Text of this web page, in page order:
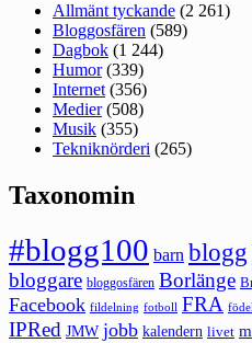
Allmänt tyckande (2 261)
Bloggosfären (589)
Dagbok (1 244)
Humor(339)
Internet (356)
Medier(508)
Musik (355)
Tekniknörderi (265)
Taxonomin
#blogg100 barn blogg
bloggare bloggosfären Borlänge
Facebook fildelning fotboll FRA
IPRed JMW jobb kalendern livet